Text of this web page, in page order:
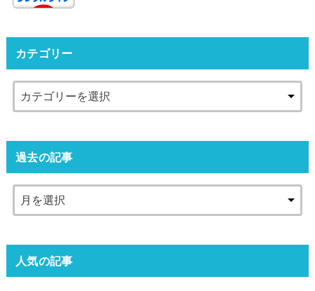
カテゴリー
過去の記事
人気の記事